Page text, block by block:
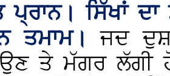
ਪ੍ਰਾਨ। ਸਿੱਖਾਂ
ਤਮਾਮ।
ਜਦ
ਤੇ ਮੱਗਰ